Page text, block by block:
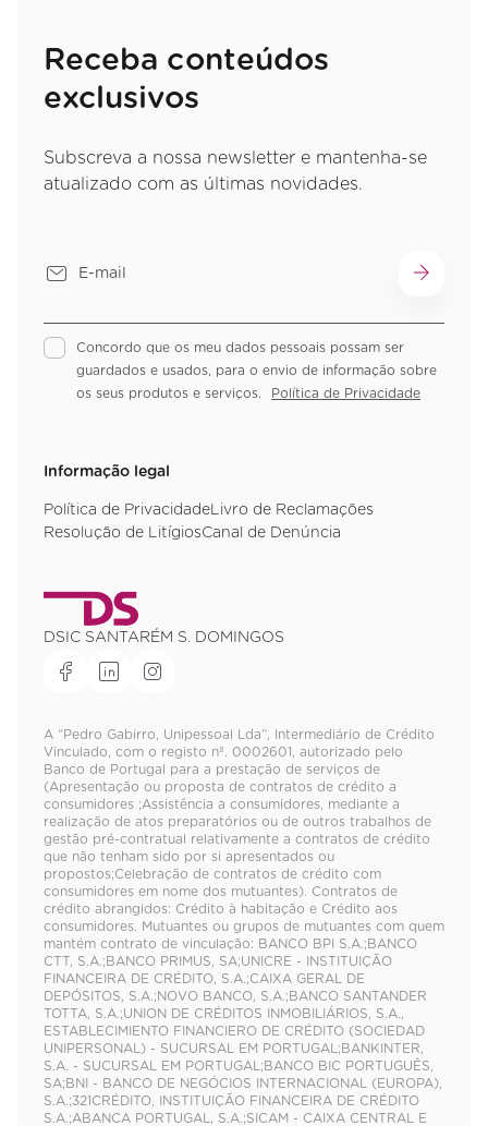
Receba conteúdos
exclusivos
Subscreva a nossa newsletter e mantenha-se
atualizado com as últimas novidades.
Concordo que os meu dados pessoais possam ser
guardados e usados, para o envio de informação sobre
os seus produtos e serviços.
Política de Privacidade
Informação legal
Política de PrivacidadeLivro de Reclamações
Resolução de LitígiosCanal de Denúncia
DSIC SANTARÉM S. DOMINGOS
A “Pedro Gabirro, Unipessoal Lda”, Intermediário de Crédito
Vinculado, com o registo nº. 0002601, autorizado pelo
Banco de Portugal para a prestação de serviços de
(Apresentação ou proposta de contratos de crédito a
consumidores ;Assistência a consumidores, mediante a
realização de atos preparatórios ou de outros trabalhos de
gestão pré-contratual relativamente a contratos de crédito
que não tenham sido por si apresentados ou
propostos;Celebração de contratos de crédito com
consumidores em nome dos mutuantes). Contratos de
crédito abrangidos: Crédito à habitação e Crédito aos
consumidores. Mutuantes ou grupos de mutuantes com quem
mantém contrato de vinculação: BANCO BPI S.A.;BANCO
CTT, S.A.;BANCO PRIMUS, SA;UNICRE - INSTITUIÇÃO
FINANCEIRA DE CRÉDITO, S.A.;CAIXA GERAL DE
DEPÓSITOS, S.A.;NOVO BANCO, S.A.;BANCO SANTANDER
TOTTA, S.A.;UNION DE CRÉDITOS INMOBILIÁRIOS, S.A.,
ESTABLECIMIENTO FINANCIERO DE CRÉDITO (SOCIEDAD
UNIPERSONAL) - SUCURSAL EM PORTUGAL;BANKINTER,
S.A. - SUCURSAL EM PORTUGAL;BANCO BIC PORTUGUÊS,
SA;BNI - BANCO DE NEGÓCIOS INTERNACIONAL (EUROPA),
S.A.;321CRÉDITO, INSTITUIÇÃO FINANCEIRA DE CRÉDITO
S.A.;ABANCA PORTUGAL, S.A.;SICAM - CAIXA CENTRAL E